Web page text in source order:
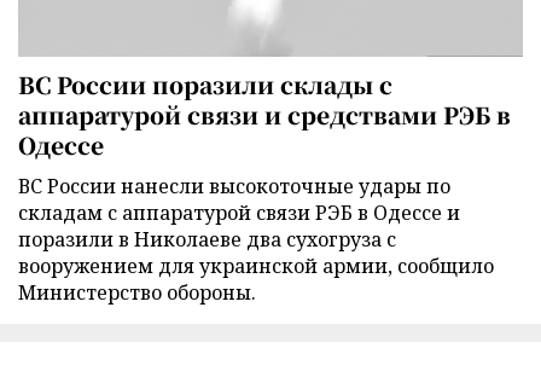
ВС России поразили склады с
аппаратурой связи и средствами РЭБ в
Одессе
ВС России нанесли высокоточные удары по
складам с аппаратурой связи РЭБ в Одессе и
поразили в Николаеве два сухогруза с
вооружением для украинской армии, сообщило
Министерство обороны.